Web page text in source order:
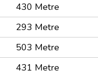
430 Metre
293 Metre
503 Metre
431 Metre